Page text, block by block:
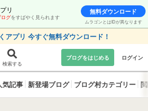
リ
グをすばやく見られます
無料ダウンロード
ムラゴンとはIDが異なります
アプリ 今すぐ無料ダウンロード！
検索する
ブログをはじめる ログイン
気記事 新登場ブログ ブログ村カテゴリー